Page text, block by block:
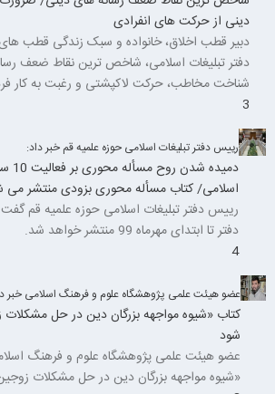
دینی از حرکت های انفرادی
دبیر قطب اخلاق، خانواده و سبک زندگی قطب
دفتر تبلیغات اسلامی، شاخص ترین نقاط ضعف
شناخت مخاطب، حرکت لاکپشتی و رغبت به کار
3
رییس دفتر تبلیغات اسلامی حوزه علمیه قم خبر داد:
اسلامی/ کتاب مسأله محوری بزودی منتشر می
رییس دفتر تبلیغات اسلامی حوزه علمیه قم
دفتر تا ابتدای مهرماه 99 منتشر خواهد شد.
4
عضو هیئت علمی پژوهشگاه علوم و فرهنگ اسلامی خبر
کتاب «شیوه مواجهه بزرگان دین در حل
شود
عضو هیئت علمی پژوهشگاه علوم و فرهنگ
«شیوه مواجهه بزرگان دین در حل مشکلات